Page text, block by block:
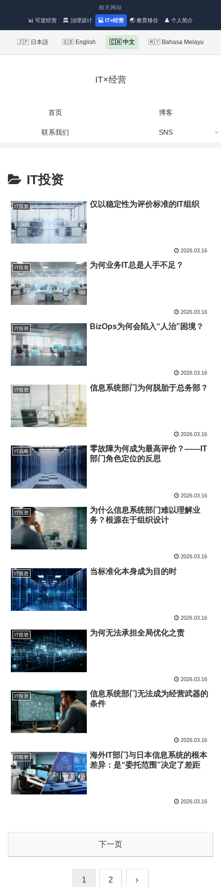
相关网站
📊 可逆经营 🏛 治理设计 💻 IT×经营 🌏 教育移住 👤 个人简介
🇯🇵 日本語 🇬🇧 English 🇨🇳 中文 🇲🇾 Bahasa Melayu
IT×经营
首页 博客
联系我们 SNS
IT投资
IT投资 仅以稳定性为评价标准的IT组织
2026.03.16
IT投资 为何业务IT总是人手不足？
2026.03.16
IT投资 BizOps为何会陷入“人治”困境？
2026.03.16
IT投资 信息系统部门为何脱胎于总务部？
2026.03.16
IT战略
零故障为何成为最高评价？——IT
部门角色定位的反思
2026.03.16
IT投资
为什么信息系统部门难以理解业
务？根源在于组织设计
2026.03.16
IT投资 当标准化本身成为目的时
2026.03.16
IT投资 为何无法承担全局优化之责
2026.03.16
IT投资
信息系统部门无法成为经营武器的
条件
2026.03.16
IT投资
海外IT部门与日本信息系统的根本
差异：是“委托范围”决定了差距
2026.03.16
下一页
1 2 下